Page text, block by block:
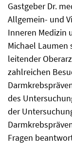
Gastgeber Dr.
Allgemein- und
Inneren Medizin
Michael Laumen
leitender
zahlreichen
des
der
Fragen